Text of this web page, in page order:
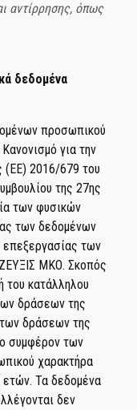
αντίρρησης, όπως
δεδομένα
προσωπικού
για την
(ΕΕ) 2016/679 του
της 27ης
των φυσικών
των δεδομένων
των
ΜΚΟ. Σκοπός
του κατάλληλου
δράσεων της
δράσεων της
συμφέρον των
χαρακτήρα
ετών. Τα δεδομένα
δεν